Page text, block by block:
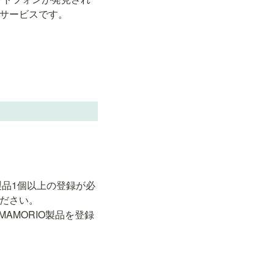
ビスです。
1個以上の登録が必
さい。
製品を登録